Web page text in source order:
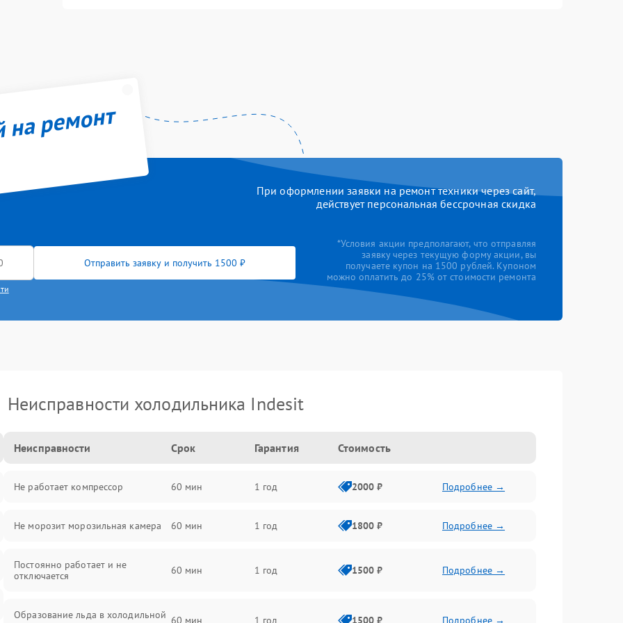
ремонт
При оформлении заявки на ремонт техники через сайт,
действует персональная бессрочная скидка
Отправить заявку и получить 1500 ₽
*Условия акции предполагают, что отправляя
заявку через текущую форму акции, вы
получаете купон на 1500 рублей. Купоном
можно оплатить до 25% от стоимости ремонта
Неисправности холодильника Indesit
Неисправности Срок Гарантия Стоимость
Не работает компрессор 60 мин 1 год 2000 ₽ Подробнее →
Не морозит морозильная камера 60 мин 1 год 1800 ₽ Подробнее →
Постоянно работает и не
отключается
60 мин 1 год 1500 ₽ Подробнее →
Образование льда в холодильной 60 мин 1 год 1500 ₽ Подробнее →